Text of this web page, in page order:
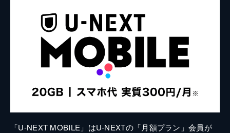
「U-NEXT MOBILE」はU-NEXTの「月額プラン」会員が